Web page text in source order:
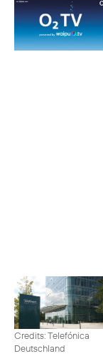
Credits: Telefónica
Deutschland